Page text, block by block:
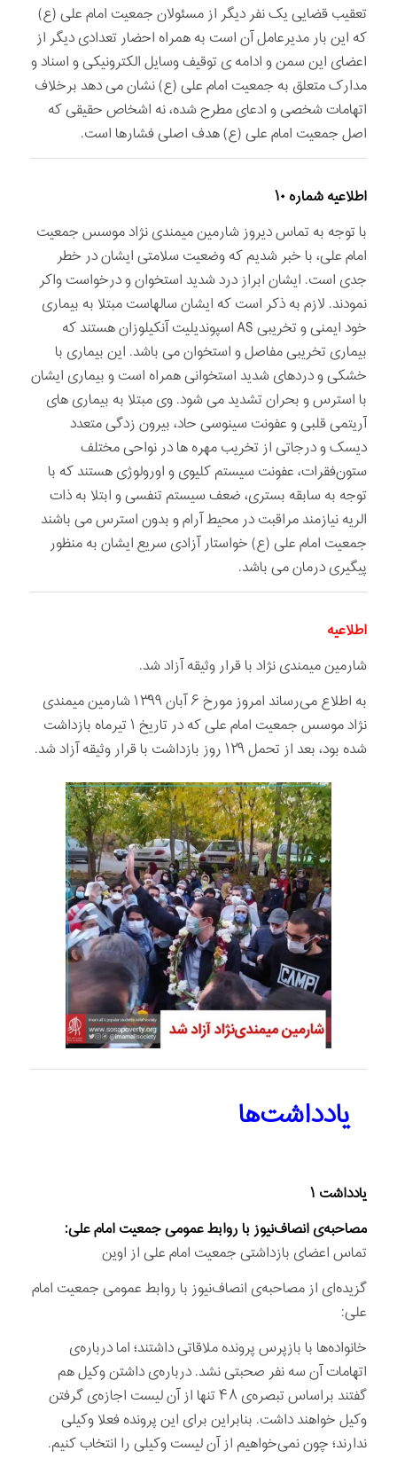
تعقیب قضایی یک نفر دیگر از مسئولان جمعیت امام علی (ع)
که این بار مدیرعامل آن است به همراه احضار تعدادی دیگر از
اعضای این سمن و ادامه ی توقیف وسایل الکترونیکی و اسناد و
مدارک متعلق به جمعیت امام علی (ع) نشان می دهد برخلاف
اتهامات شخصی و ادعای مطرح شده، نه اشخاص حقیقی که
اصل جمعیت امام علی (ع) هدف اصلی فشارها است.
اطلاعیه شماره ۱۰
با توجه به تماس دیروز شارمین میمندی نژاد موسس جمعیت
امام علی، با خبر شدیم که وضعیت سلامتی ایشان در خطر
جدی است. ایشان ابراز درد شدید استخوان و درخواست واکر
نمودند. لازم به ذکر است که ایشان سالهاست مبتلا به بیماری
خود ایمنی و تخریبی AS اسپوندیلیت آنکیلوزان هستند که
بیماری تخریبی مفاصل و استخوان می باشد. این بیماری با
خشکی و دردهای شدید استخوانی همراه است و بیماری ایشان
با استرس و بحران تشدید می شود. وی مبتلا به بیماری های
آریتمی قلبی و عفونت سینوسی حاد، بیرون زدگی متعدد
دیسک و درجاتی از تخریب مهره ها در نواحی مختلف
ستون‌فقرات، عفونت سیستم کلیوی و اورولوژی هستند که با
توجه به سابقه بستری، ضعف سیستم تنفسی و ابتلا به ذات
الریه نیازمند مراقبت در محیط آرام و بدون استرس می باشند
جمعیت امام علی (ع) خواستار آزادی سریع ایشان به منظور
پیگیری درمان می باشد.
اطلاعیه
شارمین میمندی نژاد با قرار وثیقه آزاد شد.
به اطلاع می‌رساند امروز مورخ ۶ آبان ۱۳۹۹ شارمین میمندی
نژاد موسس جمعیت امام علی که در تاریخ ۱ تیرماه بازداشت
شده بود، بعد از تحمل ۱۲۹ روز بازداشت با قرار وثیقه آزاد شد.
یادداشت‌ها
یادداشت ۱
مصاحبه‌ی انصاف‌نیوز با روابط عمومی جمعیت امام علی:
تماس اعضای بازداشتی جمعیت امام علی از اوین
گزیده‌ای از مصاحبه‌ی انصاف‌نیوز با روابط عمومی جمعیت امام
علی:
خانواده‌ها با بازپرس پرونده ملاقاتی داشتند؛ اما درباره‌ی
اتهامات آن سه نفر صحبتی نشد. درباره‌ی داشتن وکیل هم
گفتند براساس تبصره‌ی ۴۸ تنها از آن لیست اجازه‌ی گرفتن
وکیل خواهند داشت. بنابراین برای این پرونده فعلا وکیلی
ندارند؛ چون نمی‌خواهیم از آن لیست وکیلی را انتخاب کنیم.